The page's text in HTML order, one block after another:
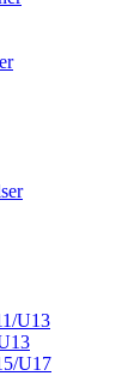
U13
U17